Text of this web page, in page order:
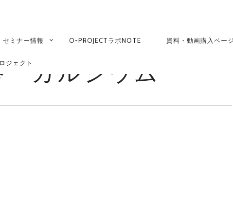
セミナー情報 O-PROJECTラボNOTE 資料・動画購入ページ
ジェクトカルシウム